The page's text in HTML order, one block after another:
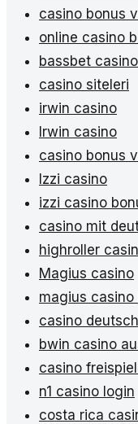
casino bonus
online casino
bassbet
casino siteleri
irwin casino
Irwin casino
casino bonus
Izzi casino
izzi casino
casino mit
highroller
Magius casino
magius casino
casino
bwin casino
casino
n1 casino login
costa rica